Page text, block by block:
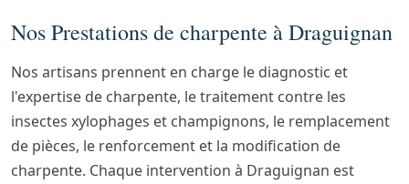
Nos Prestations de charpente à Draguignan
Nos artisans prennent en charge le diagnostic et
l'expertise de charpente, le traitement contre les
insectes xylophages et champignons, le remplacement
de pièces, le renforcement et la modification de
charpente. Chaque intervention à Draguignan est